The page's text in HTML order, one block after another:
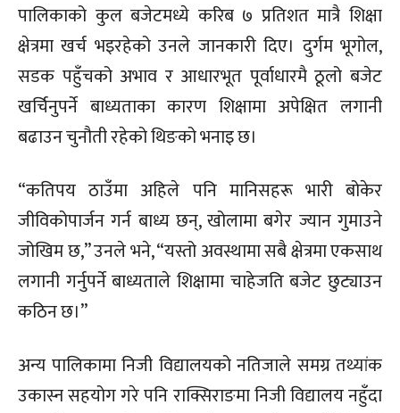
पालिकाको कुल बजेटमध्ये करिब ७ प्रतिशत मात्रै शिक्षा
क्षेत्रमा खर्च भइरहेको उनले जानकारी दिए। दुर्गम भूगोल,
सडक पहुँचको अभाव र आधारभूत पूर्वाधारमै ठूलो बजेट
खर्चिनुपर्ने बाध्यताका कारण शिक्षामा अपेक्षित लगानी
बढाउन चुनौती रहेको थिङको भनाइ छ।
“कतिपय ठाउँमा अहिले पनि मानिसहरू भारी बोकेर
जीविकोपार्जन गर्न बाध्य छन्, खोलामा बगेर ज्यान गुमाउने
जोखिम छ,” उनले भने, “यस्तो अवस्थामा सबै क्षेत्रमा एकसाथ
लगानी गर्नुपर्ने बाध्यताले शिक्षामा चाहेजति बजेट छुट्याउन
कठिन छ।”
अन्य पालिकामा निजी विद्यालयको नतिजाले समग्र तथ्यांक
उकास्न सहयोग गरे पनि राक्सिराङमा निजी विद्यालय नहुँदा